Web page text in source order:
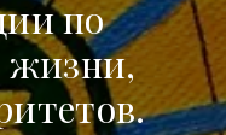
по
жизни,